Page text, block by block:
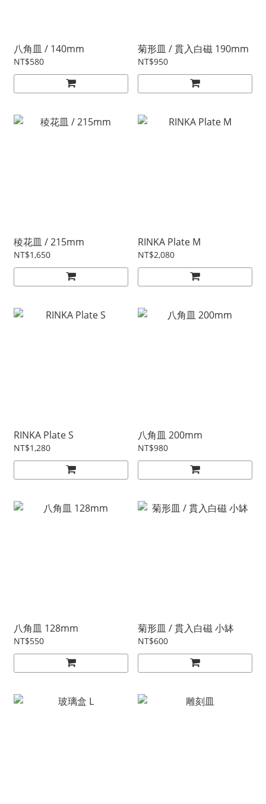
八角皿 / 140mm
NT$580
菊形皿 / 貫入白磁 190mm
NT$950
稜花皿 / 215mm
NT$1,650
RINKA Plate M
NT$2,080
RINKA Plate S
NT$1,280
八角皿 200mm
NT$980
八角皿 128mm
NT$550
菊形皿 / 貫入白磁 小缽
NT$600